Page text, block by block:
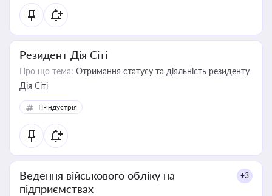
Резидент Дія Сіті
Про що тема: Отримання статусу та діяльність резиденту
Дія Сіті
IT-індустрія
Ведення військового обліку на
підприємствах
+3